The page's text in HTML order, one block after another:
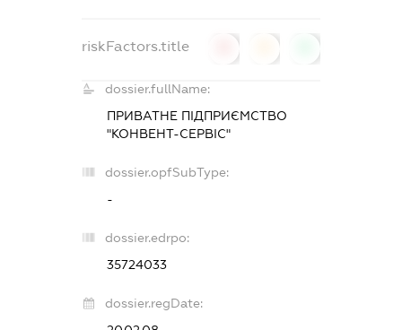
riskFactors.title
dossier.fullName:
ПРИВАТНЕ ПІДПРИЄМСТВО
"КОНВЕНТ-СЕРВІС"
dossier.opfSubType:
-
dossier.edrpo:
35724033
dossier.regDate: